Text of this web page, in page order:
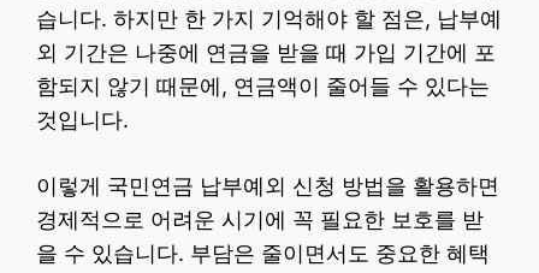
습니다. 하지만 한 가지 기억해야 할 점은, 납부예
외 기간은 나중에 연금을 받을 때 가입 기간에 포
함되지 않기 때문에, 연금액이 줄어들 수 있다는
것입니다.
이렇게 국민연금 납부예외 신청 방법을 활용하면
경제적으로 어려운 시기에 꼭 필요한 보호를 받
을 수 있습니다. 부담은 줄이면서도 중요한 혜택